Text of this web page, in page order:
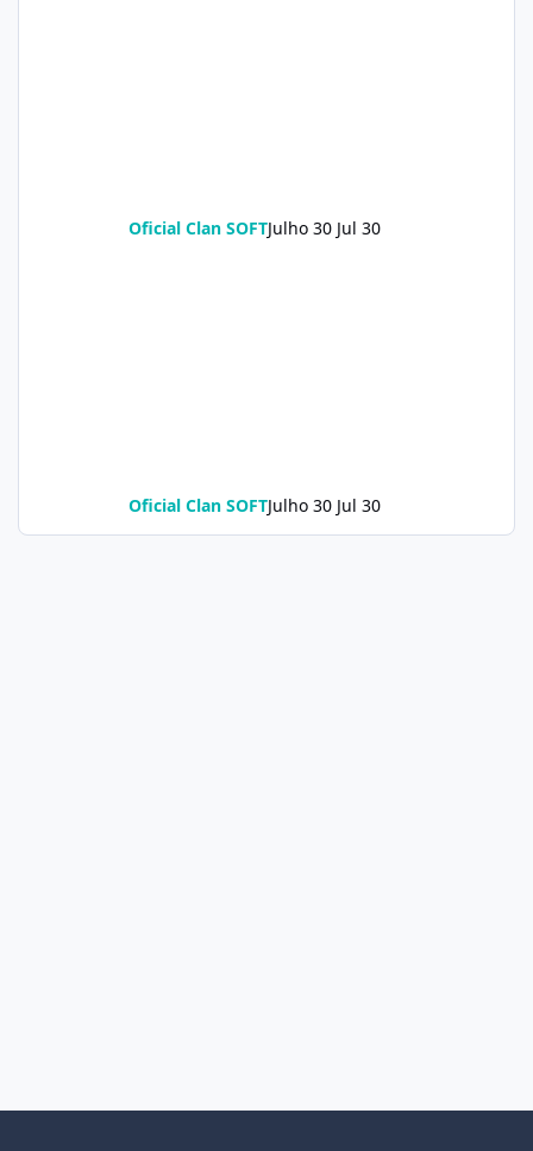
Oficial Clan SOFTJulho 30 Jul 30
Oficial Clan SOFTJulho 30 Jul 30